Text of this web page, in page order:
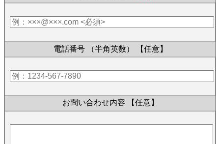
電話番号 （半角英数） 【任意】
お問い合わせ内容 【任意】